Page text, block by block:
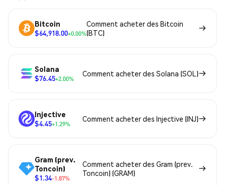
Bitcoin
$64,918.00+0.00%
Comment acheter des Bitcoin
(BTC)
Solana
$76.45+2.00%
Comment acheter des Solana (SOL)
Injective
$4.45+1.29%
Comment acheter des Injective (INJ)
Gram (prev.
Toncoin)
$1.34-1.87%
Comment acheter des Gram (prev.
Toncoin) (GRAM)